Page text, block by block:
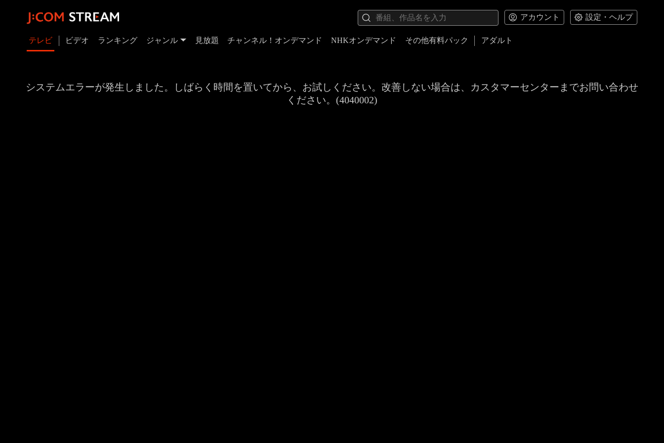
アカウント 設定・ヘルプ
テレビ ビデオ ランキング ジャンル 見放題 チャンネル！オンデマンド NHKオンデマンド その他有料パック アダルト
システムエラーが発生しました。しばらく時間を置いてから、お試しください。改善しない場合は、カスタマーセンターまでお問い合わせ
ください。(4040002)